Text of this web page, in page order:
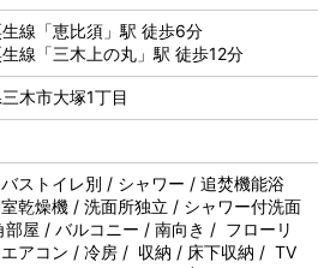
線「恵比須」駅 徒歩6分
線「三木上の丸」駅 徒歩12分
木市大塚1丁目
ストイレ別 / シャワー / 追焚機能浴
乾燥機 / 洗面所独立 / シャワー付洗面
屋 / バルコニー / 南向き / フローリ
エアコン / 冷房 / 収納 / 床下収納 / TV